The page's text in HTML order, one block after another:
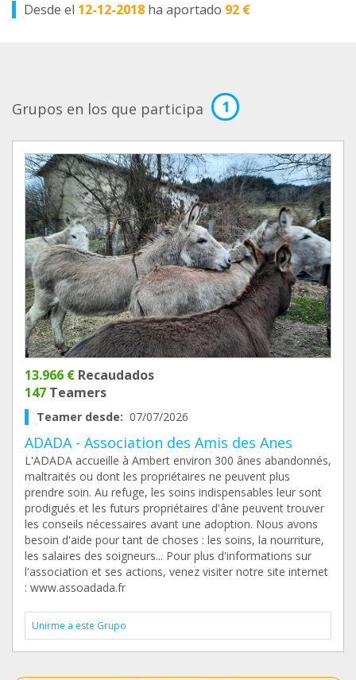
Desde el 12-12-2018 ha aportado 92 €
Grupos en los que participa 1
13.966 € Recaudados
147 Teamers
Teamer desde: 07/07/2026
ADADA - Association des Amis des Anes
L'ADADA accueille à Ambert environ 300 ânes abandonnés,
maltraités ou dont les propriétaires ne peuvent plus
prendre soin. Au refuge, les soins indispensables leur sont
prodigués et les futurs propriétaires d'âne peuvent trouver
les conseils nécessaires avant une adoption. Nous avons
besoin d'aide pour tant de choses : les soins, la nourriture,
les salaires des soigneurs... Pour plus d'informations sur
l'association et ses actions, venez visiter notre site internet
: www.assoadada.fr
Unirme a este Grupo